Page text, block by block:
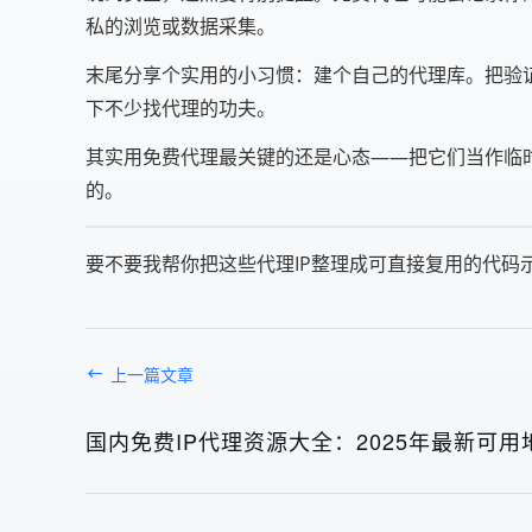
私的浏览或数据采集。
末尾分享个实用的小习惯：建个自己的代理库。把
下不少找代理的功夫。
其实用免费代理最关键的还是心态——把它们当作临
的。
要不要我帮你把这些代理IP整理成可直接复用的代码
上一篇文章
国内免费IP代理资源大全：2025年最新可用